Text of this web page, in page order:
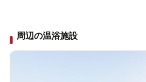
周辺の温浴施設